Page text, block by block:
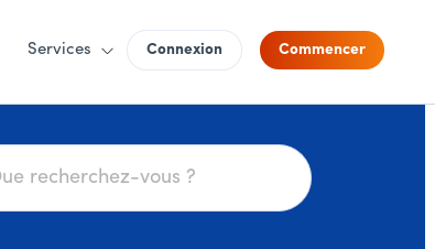
Services Connexion Commencer